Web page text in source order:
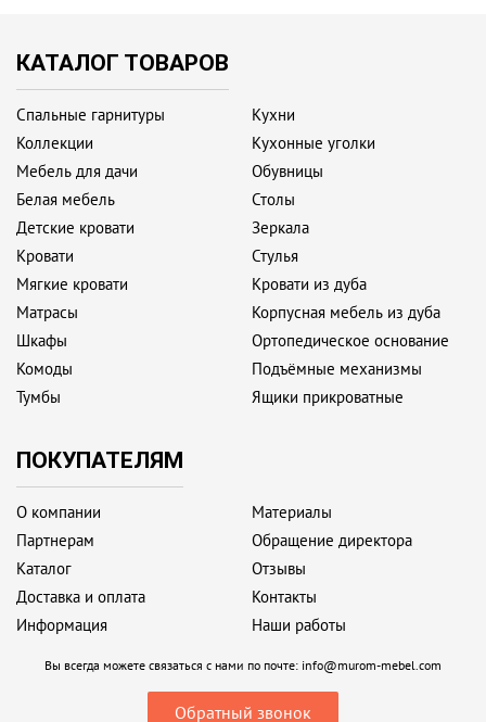
ПОКУПАТЕЛЯМ
О компании
Партнерам
Каталог
Доставка и оплата
Информация
Материалы
Обращение директора
Отзывы
Контакты
Наши работы
КАТАЛОГ ТОВАРОВ
Спальные гарнитуры
Коллекции
Мебель для дачи
Белая мебель
Детские кровати
Кровати
Мягкие кровати
Матрасы
Шкафы
Комоды
Тумбы
Кухни
Кухонные уголки
Обувницы
Столы
Зеркала
Стулья
Кровати из дуба
Корпусная мебель из дуба
Ортопедическое основание
Подъёмные механизмы
Ящики прикроватные
Вы всегда можете связаться с нами по почте: info@murom-mebel.com
Обратный звонок